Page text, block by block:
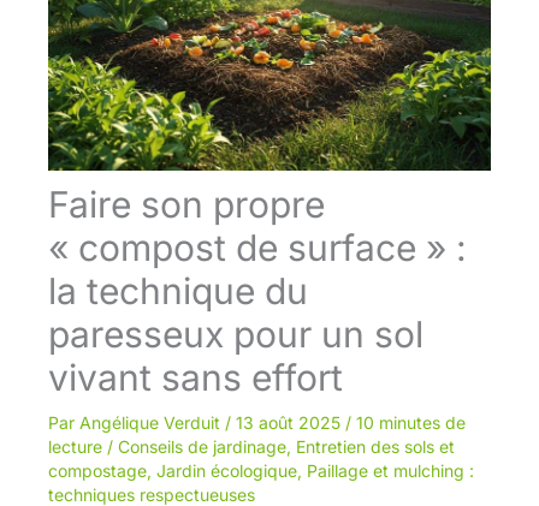
Faire son propre
« compost de surface » :
la technique du
paresseux pour un sol
vivant sans effort
Par Angélique Verduit / 13 août 2025 / 10 minutes de
lecture / Conseils de jardinage, Entretien des sols et
compostage, Jardin écologique, Paillage et mulching :
techniques respectueuses